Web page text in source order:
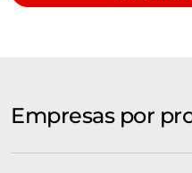
Empresas por